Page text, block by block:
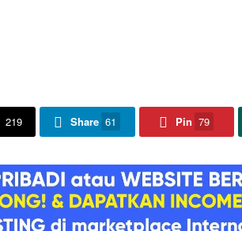
219 Share 61 Pin 79